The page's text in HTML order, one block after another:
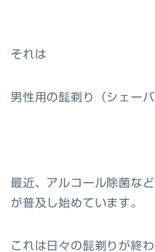
それは
男性用の髭剃り（シェーバ
最近、アルコール除菌な
が普及し始めています。
これは日々の髭剃りが終